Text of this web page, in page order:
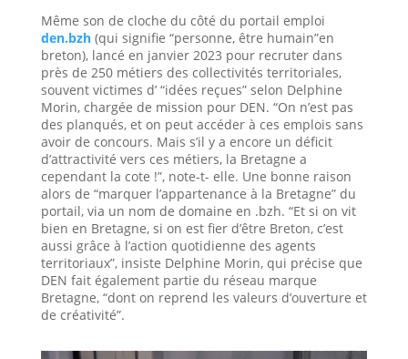
Même son de cloche du côté du portail emploi
den.bzh(qui signifie “personne, être humain”en
breton), lancé en janvier 2023 pour recruter dans
près de 250 métiers des collectivités territoriales,
souvent victimes d’ “idées reçues” selon Delphine
Morin, chargée de mission pour DEN. “On n’est pas
des planqués, et on peut accéder à ces emplois sans
avoir de concours. Mais s’il y a encore un déficit
d’attractivité vers ces métiers, la Bretagne a
cependant la cote !”, note-t- elle. Une bonne raison
alors de “marquer l’appartenance à la Bretagne” du
portail, via un nom de domaine en .bzh. “Et si on vit
bien en Bretagne, si on est fier d’être Breton, c’est
aussi grâce à l’action quotidienne des agents
territoriaux”, insiste Delphine Morin, qui précise que
DEN fait également partie du réseau marque
Bretagne, “dont on reprend les valeurs d’ouverture et
de créativité”.